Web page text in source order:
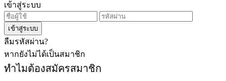
เข้าสู่ระบบ
เข้าสู่ระบบ
ลืมรหัสผ่าน?
หากยังไม่ได้เป็นสมาชิก
ทำไมต้องสมัครสมาชิก